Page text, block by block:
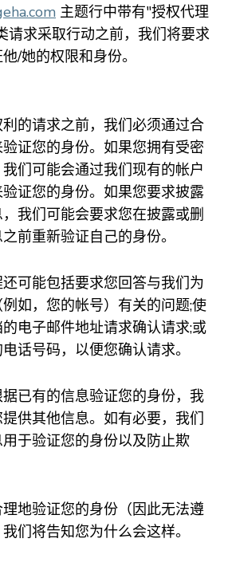
主题行中带有"授权代理
请求采取行动之前，我们将要求
/她的权限和身份。
的请求之前，我们必须通过合
证您的身份。如果您拥有受密
们可能会通过我们现有的帐户
证您的身份。如果您要求披露
我们可能会要求您在披露或删
前重新验证自己的身份。
可能包括要求您回答与我们为
如，您的帐号）有关的问题;使
电子邮件地址请求确认请求;或
话号码，以便您确认请求。
已有的信息验证您的身份，我
供其他信息。如有必要，我们
于验证您的身份以及防止欺
地验证您的身份（因此无法遵
们将告知您为什么会这样。